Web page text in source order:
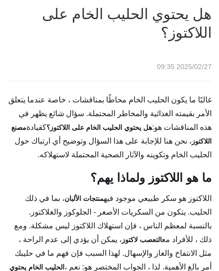
اللاكتوز؟
هل يحتوي الحليب الخام على
اللاكتوز؟
2025/02/27 09:35
غالبًا ما يكون الحليب الخام محاطًا بمناقشات ، خاصة عندما يتعلق
الأمر بقيمته الغذائية والمخاطر المحتملة. سؤال شائع يظهر في
هذه المناقشات هو:هل يحتوي الحليب الخام على اللاكتوز؟كقيادةمصنع
اللاكتوز ، نحن هنا للإجابة على هذا السؤال وتوضيح أي ارتباك حول
الحليب الخام وتكوينه والآثار الصحية المحتملة لاستهلاكه.
ما هو اللاكتوز ولماذا يهم؟
اللاكتوز هو سكر طبيعي موجود فيهمنتجات الألبان، بما في ذلك
الحليب. يتكون من السكريات الأصغر - الجلوكوز والغلاكتوز.
بالنسبة لمعظم الناس ، فإن استهلاك اللاكتوز ليس مشكلة. ومع
ذلك ، للأفراد معالتعصب لاكتوز ، يمكن أن يؤدي إلى عدم الراحة ،
مثل الانتفاخ والغاز والإسهال. لهذا السبب فإن فهم ما في حليبك
أمر بالغ الأهمية. لذا ، الجواب المختصر هو: نعم ، الحليب الخام يحتوي